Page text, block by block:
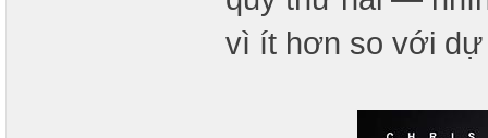
vì ít hơn so với